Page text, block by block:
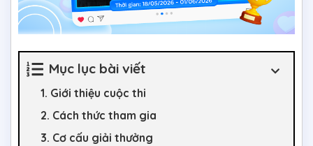
Mục lục bài viết
1. Giới thiệu cuộc thi
2. Cách thức tham gia
3. Cơ cấu giải thưởng